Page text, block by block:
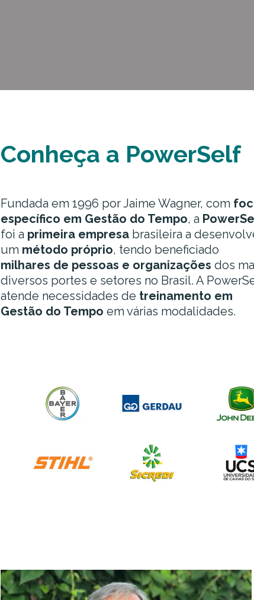
Conheça a PowerSelf
Fundada em 1996 por Jaime Wagner, com
específico em Gestão do Tempo, a
foi a primeira empresa brasileira a
um método próprio, tendo beneficiado
milhares de pessoas e organizações dos
diversos portes e setores no Brasil. A
atende necessidades de treinamento em
Gestão do Tempo em várias modalidades.